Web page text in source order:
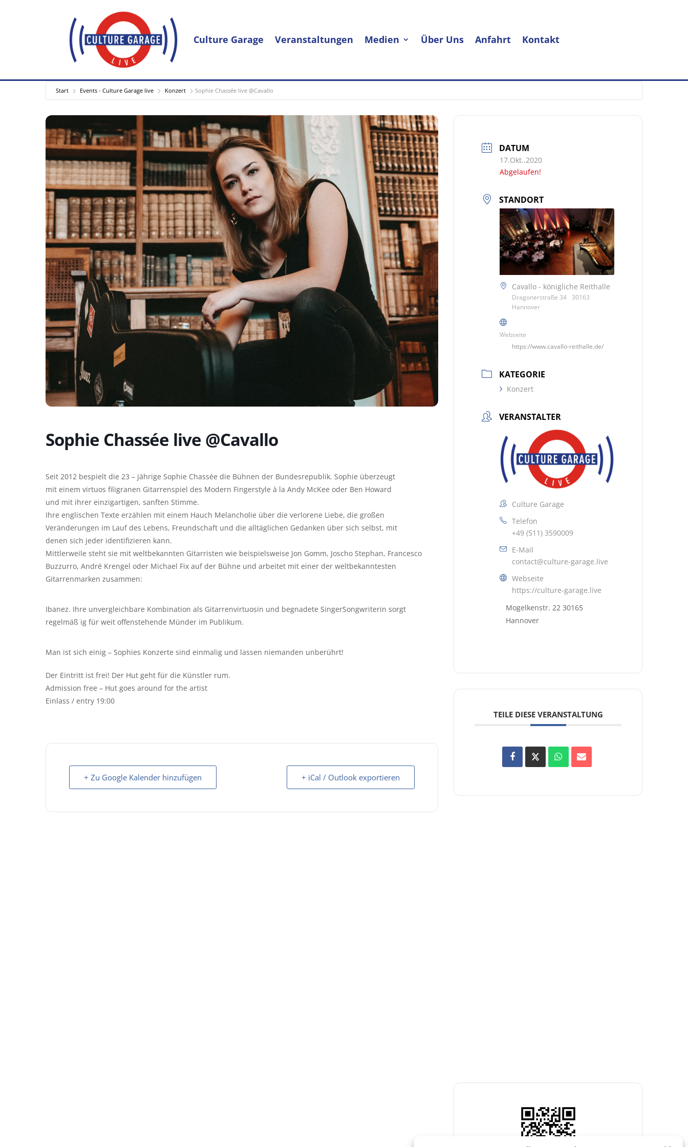
Culture Garage Veranstaltungen Medien Über Uns Anfahrt Kontakt
Start Events - Culture Garage live Konzert Sophie Chassée live @Cavallo
Sophie Chassée live @Cavallo
Seit 2012 bespielt die 23 – jährige Sophie Chassée die Bühnen der Bundesrepublik. Sophie überzeugt
mit einem virtuos filigranen Gitarrenspiel des Modern Fingerstyle à la Andy McKee oder Ben Howard
und mit ihrer einzigartigen, sanften Stimme.
Ihre englischen Texte erzählen mit einem Hauch Melancholie über die verlorene Liebe, die großen
Veränderungen im Lauf des Lebens, Freundschaft und die alltäglichen Gedanken über sich selbst, mit
denen sich jeder identifizieren kann.
Mittlerweile steht sie mit weltbekannten Gitarristen wie beispielsweise Jon Gomm, Joscho Stephan, Francesco
Buzzurro, André Krengel oder Michael Fix auf der Bühne und arbeitet mit einer der weltbekanntesten
Gitarrenmarken zusammen:
Ibanez. Ihre unvergleichbare Kombination als Gitarrenvirtuosin und begnadete SingerSongwriterin sorgt
regelmäß ig für weit offenstehende Münder im Publikum.
Man ist sich einig – Sophies Konzerte sind einmalig und lassen niemanden unberührt!
Der Eintritt ist frei! Der Hut geht für die Künstler rum.
Admission free – Hut goes around for the artist
Einlass / entry 19:00
+ Zu Google Kalender hinzufügen + iCal / Outlook exportieren
DATUM
17.Okt..2020
Abgelaufen!
STANDORT
Cavallo - königliche Reithalle
Dragonerstraße 34 30163
Hannover
Webseite
https://www.cavallo-reithalle.de/
KATEGORIE
Konzert
VERANSTALTER
Culture Garage
Telefon
+49 (511) 3590009
E-Mail
contact@culture-garage.live
Webseite
https://culture-garage.live
Mogelkenstr. 22 30165
Hannover
TEILE DIESE VERANSTALTUNG